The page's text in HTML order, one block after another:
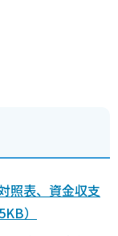
照表、資金収支
）